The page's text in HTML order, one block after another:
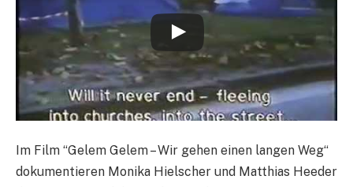
Im Film “Gelem Gelem – Wir gehen einen langen Weg“
dokumentieren Monika Hielscher und Matthias Heeder